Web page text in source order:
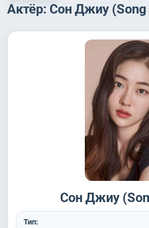
Актёр: Сон Джиу (Song
Сон Джиу
Тип: